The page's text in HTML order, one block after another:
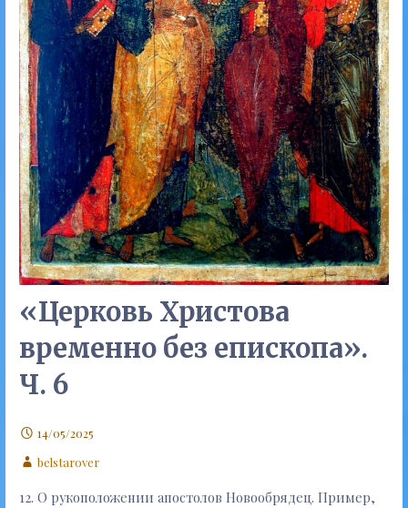
«Церковь Христова
временно без епископа».
Ч. 6
14/05/2025
belstarover
12. О рукоположении апостолов Новообрядец. Пример,